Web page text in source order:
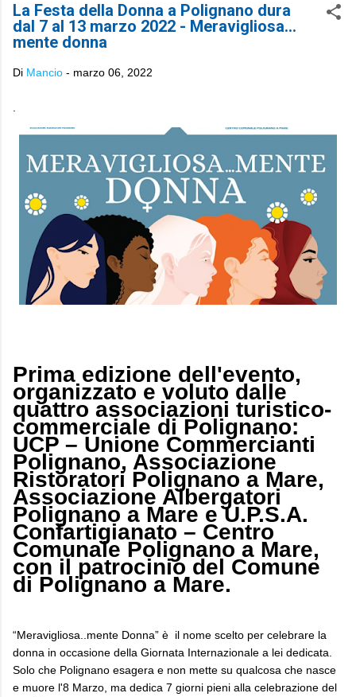
La Festa della Donna a Polignano dura
dal 7 al 13 marzo 2022 - Meravigliosa…
mente donna
Di Mancio - marzo 06, 2022
Prima edizione dell'evento,
organizzato e voluto dalle
quattro associazioni turistico-
commerciale di Polignano:
UCP – Unione Commercianti
Polignano, Associazione
Ristoratori Polignano a Mare,
Associazione Albergatori
Polignano a Mare e U.P.S.A.
Confartigianato – Centro
Comunale Polignano a Mare,
con il patrocinio del Comune
di Polignano a Mare.
“Meravigliosa..mente Donna” è il nome scelto per celebrare la
donna in occasione della Giornata Internazionale a lei dedicata.
Solo che Polignano esagera e non mette su qualcosa che nasce
e muore l'8 Marzo, ma dedica 7 giorni pieni alla celebrazione del